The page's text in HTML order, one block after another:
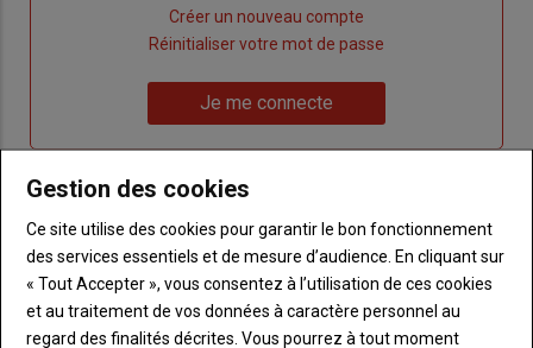
Créer un nouveau compte
de
passe"
Réinitialiser votre mot de passe
me
connecte"
Je me connecte
Sous-
Vous n'êtes pas abonné(e)
TITRE CRÉEZ UN COMPTE
BodyChoisissez votre formule et créez votre
Gestion des cookies
Ce site utilise des cookies pour garantir le bon fonctionnement
des services essentiels et de mesure d’audience. En cliquant sur
« Tout Accepter », vous consentez à l’utilisation de ces cookies
et au traitement de vos données à caractère personnel au
regard des finalités décrites. Vous pourrez à tout moment